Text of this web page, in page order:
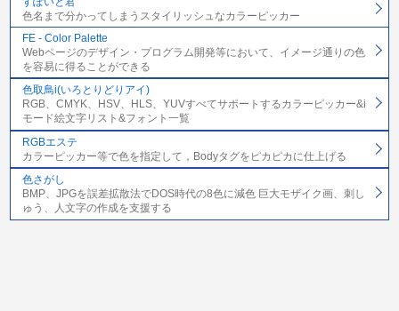
色名まで分かってしまうスタイリッシュなカラーピッカー
FE - Color Palette
Webページのデザイン・プログラム開発等において、イメージ通りの色
を容易に得ることができる
色取鳥i(いろとりどりアイ)
RGB、CMYK、HSV、HLS、YUVすべてサポートするカラーピッカー&i
モード絵文字リスト&フォント一覧
RGBエステ
カラーピッカー等で色を指定して，Bodyタグをピカピカに仕上げる
色さがし
BMP、JPGを誤差拡散法でDOS時代の8色に減色 巨大モザイク画、刺し
ゅう、人文字の作成を支援する